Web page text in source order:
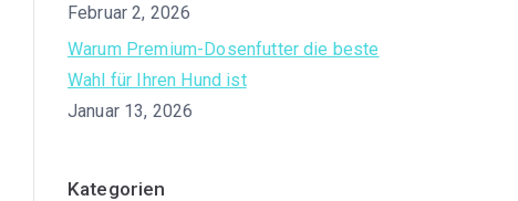
Februar 2, 2026
Warum Premium-Dosenfutter die beste
Wahl für Ihren Hund ist
Januar 13, 2026
Kategorien